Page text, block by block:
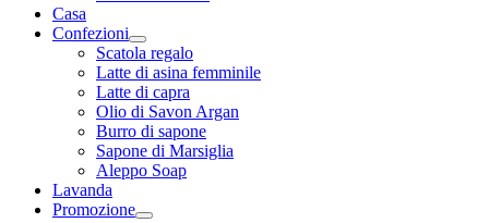
Casa
Confezioni
Scatola regalo
Latte di asina femminile
Latte di capra
Olio di Savon Argan
Burro di sapone
Sapone di Marsiglia
Aleppo Soap
Lavanda
Promozione